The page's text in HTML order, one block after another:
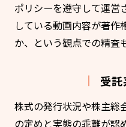
ポリシーを遵守して運営
している動画内容が著作
か、という観点での精査
受
株式の発行状況や株主総
の定めと実態の乖離が認